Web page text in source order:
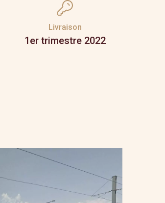
Livraison
1er trimestre 2022